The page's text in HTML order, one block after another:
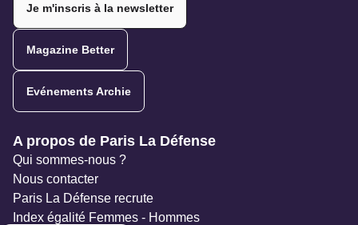
Je m'inscris à la newsletter
Magazine Better
Evénements Archie
Navigation secondaire
A propos de Paris La Défense
Qui sommes-nous ?
Nous contacter
Paris La Défense recrute
Index égalité Femmes - Hommes